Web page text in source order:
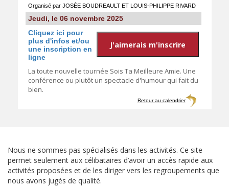
Organisé par JOSÉE BOUDREAULT ET LOUIS-PHILIPPE RIVARD
Jeudi, le 06 novembre 2025
Cliquez ici pour
plus d'infos et/ou
une inscription en
ligne
La toute nouvelle tournée Sois Ta Meilleure Amie. Une
conférence ou plutôt un spectacle d'humour qui fait du
bien.
Retour au calendrier
Nous ne sommes pas spécialisés dans les activités. Ce site
permet seulement aux célibataires d’avoir un accès rapide aux
activités proposées et de les diriger vers les regroupements que
nous avons jugés de qualité.